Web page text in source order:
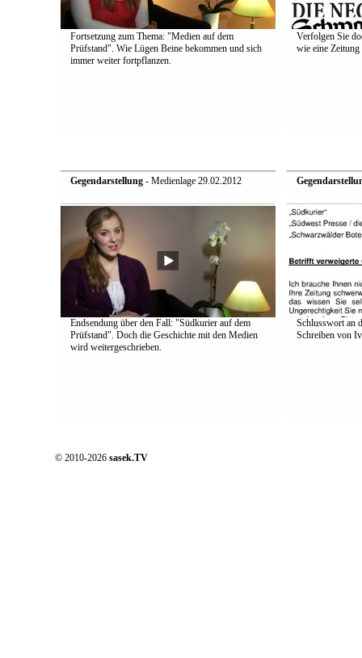
Fortsetzung zum Thema: "Medien auf dem
Prüfstand". Wie Lügen Beine bekommen und sich
immer weiter fortpflanzen.
Verfolgen Sie
wie eine Zeitung
Gegendarstellung- Medienlage 29.02.2012
Endsendung über den Fall: "Südkurier auf dem
Prüfstand". Doch die Geschichte mit den Medien
wird weitergeschrieben.
Schlusswort an
Schreiben von
© 2010-2026 sasek.TV